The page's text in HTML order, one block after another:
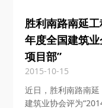
胜利南路南延
年度全国建筑
项目部”
2015-10-15
近日，胜利南路南
建筑业协会评为